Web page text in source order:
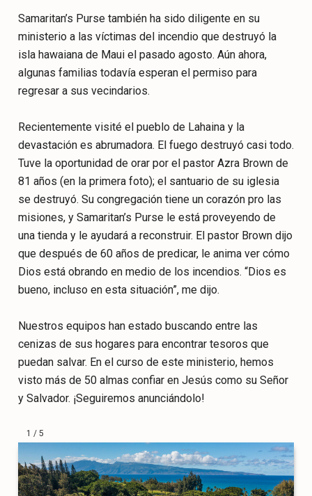
Samaritan’s Purse también ha sido diligente en su
ministerio a las víctimas del incendio que destruyó la
isla hawaiana de Maui el pasado agosto. Aún ahora,
algunas familias todavía esperan el permiso para
regresar a sus vecindarios.
Recientemente visité el pueblo de Lahaina y la
devastación es abrumadora. El fuego destruyó casi todo.
Tuve la oportunidad de orar por el pastor Azra Brown de
81 años (en la primera foto); el santuario de su iglesia
se destruyó. Su congregación tiene un corazón pro las
misiones, y Samaritan’s Purse le está proveyendo de
una tienda y le ayudará a reconstruir. El pastor Brown dijo
que después de 60 años de predicar, le anima ver cómo
Dios está obrando en medio de los incendios. “Dios es
bueno, incluso en esta situación”, me dijo.
Nuestros equipos han estado buscando entre las
cenizas de sus hogares para encontrar tesoros que
puedan salvar. En el curso de este ministerio, hemos
visto más de 50 almas confiar en Jesús como su Señor
y Salvador. ¡Seguiremos anunciándolo!
1 / 5